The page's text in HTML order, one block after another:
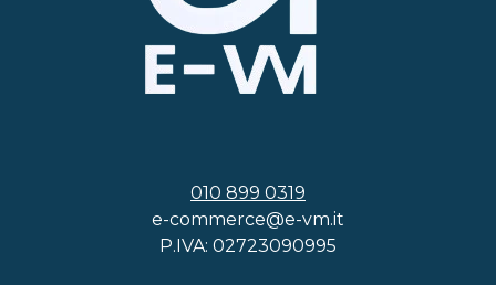
010 899 0319
e-commerce@e-vm.it
P.IVA: 02723090995